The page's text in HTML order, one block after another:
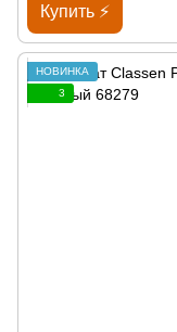
Купить ⚡
НОВИНКА
3